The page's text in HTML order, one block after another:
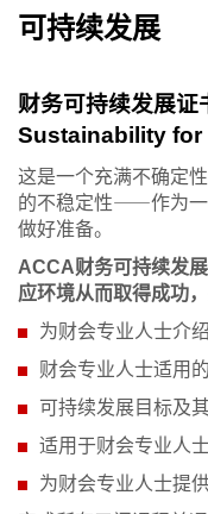
可持续发展
财务可持续发展
Sustainability for
这是一个充满不确定
的不稳定性⸺作为一
做好准备。
ACCA财务可持续发
应环境从而取得成功
为财会专业人士介
财会专业人士适用
可持续发展目标及
适用于财会专业人
为财会专业人士提